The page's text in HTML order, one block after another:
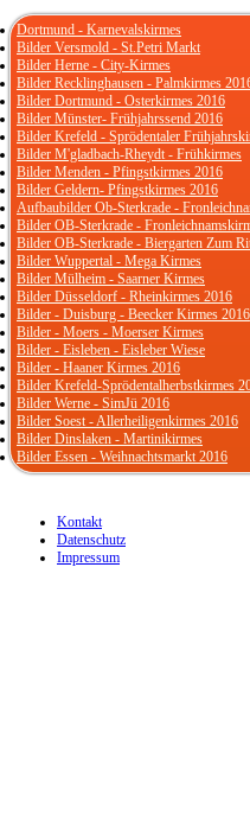
Dortmund - Karnevalskirmes
Bilder Versmold - St.Petri Markt
Bilder Herne - City-Kirmes
Bilder Recklinghausen - Palmkirmes
Bilder Dortmund - Osterkirmes 2016
Bilder Münster- Frühjahrssend 2016
Bilder Krefeld - Sprödentaler
Bilder M'gladbach-Rheydt - Frühkirmes
Bilder Menden - Pfingstkirmes 2016
Bilder Geldern- Pfingstkirmes 2016
Aufbaubilder Ob-Sterkrade -
Bilder OB-Sterkrade -
Bilder OB-Sterkrade - Biergarten Zum
Bilder Wuppertal - Mega Kirmes
Bilder Mülheim - Saarner Kirmes
Bilder Düsseldorf - Rheinkirmes 2016
Bilder - Duisburg - Beecker Kirmes 2016
Bilder - Moers - Moerser Kirmes
Bilder - Eisleben - Eisleber Wiese
Bilder - Haaner Kirmes 2016
Bilder Krefeld-Sprödentalherbstkirmes
Bilder Werne - SimJü 2016
Bilder Soest - Allerheiligenkirmes 2016
Bilder Dinslaken - Martinikirmes
Bilder Essen - Weihnachtsmarkt 2016
Kontakt
Datenschutz
Impressum